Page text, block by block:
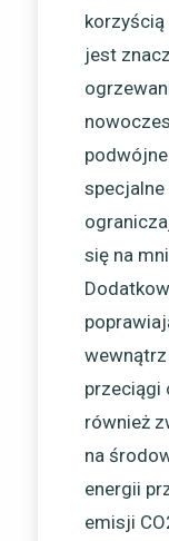
korzyścią
jest
specjalne
się na
przeciągi
również
na
energii
emisji